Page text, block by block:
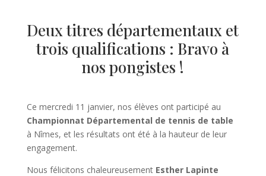
Deux titres départementaux et
trois qualifications : Bravo à
nos pongistes !
Ce mercredi 11 janvier, nos élèves ont participé au
Championnat Départemental de tennis de table
à Nîmes, et les résultats ont été à la hauteur de leur
engagement.
Nous félicitons chaleureusement Esther Lapinte